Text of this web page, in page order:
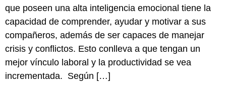
que poseen una alta inteligencia emocional tiene la
capacidad de comprender, ayudar y motivar a sus
compañeros, además de ser capaces de manejar
crisis y conflictos. Esto conlleva a que tengan un
mejor vínculo laboral y la productividad se vea
incrementada. Según […]